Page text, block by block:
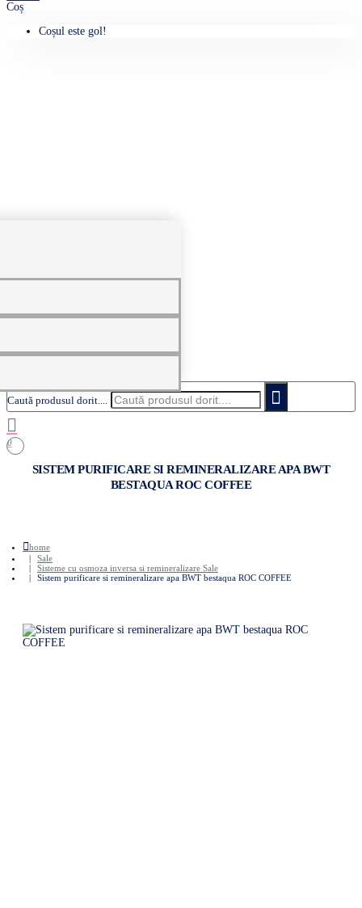
Coș
Coșul este gol!
Caută produsul dorit....
0
SISTEM PURIFICARE SI REMINERALIZARE APA BWT
BESTAQUA ROC COFFEE
home
Sale
Sisteme cu osmoza inversa si remineralizare Sale
Sistem purificare si remineralizare apa BWT bestaqua ROC COFFEE